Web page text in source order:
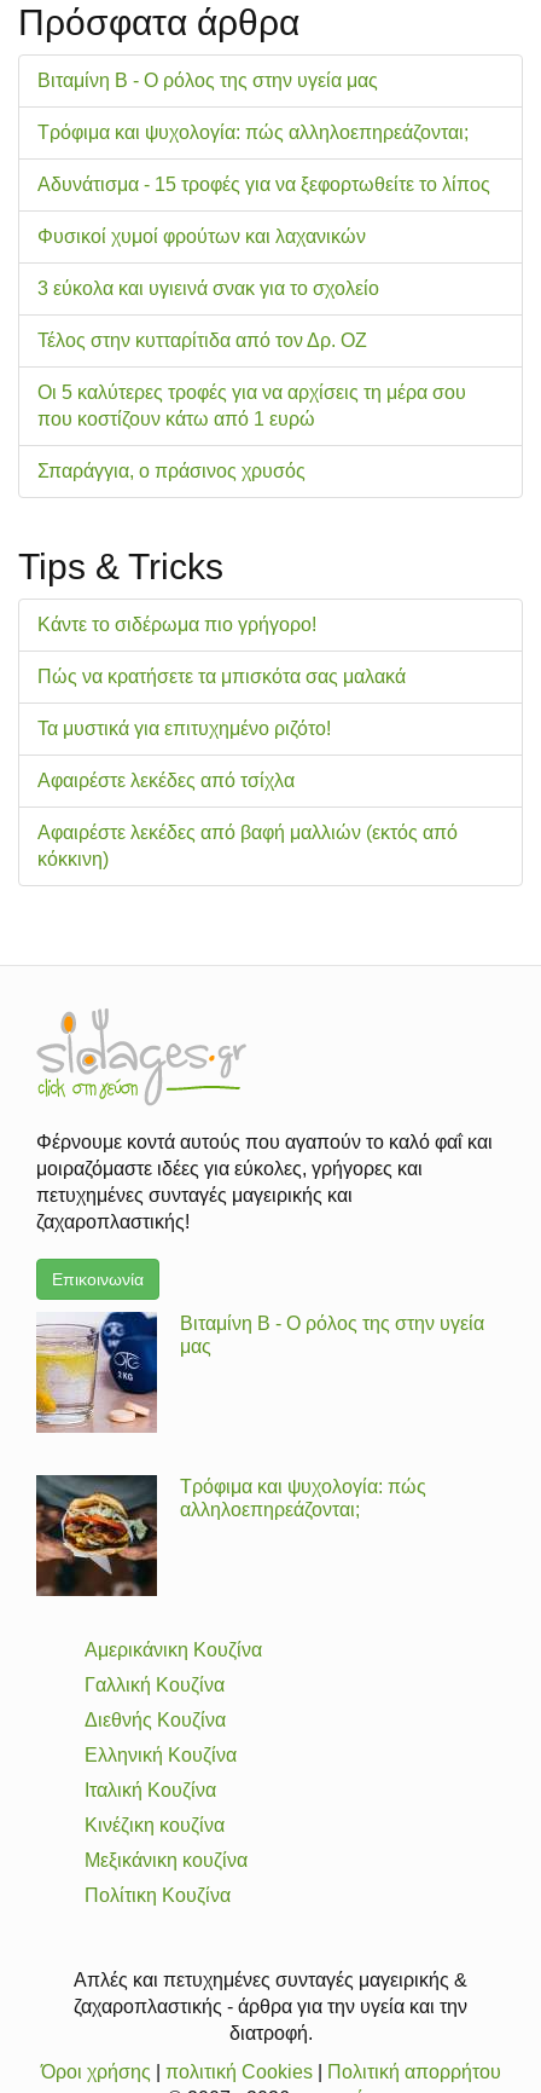
Πρόσφατα άρθρα
Βιταμίνη Β - Ο ρόλος της στην υγεία μας
Τρόφιμα και ψυχολογία: πώς αλληλοεπηρεάζονται;
Αδυνάτισμα - 15 τροφές για να ξεφορτωθείτε το λίπος
Φυσικοί χυμοί φρούτων και λαχανικών
3 εύκολα και υγιεινά σνακ για το σχολείo
Τέλος στην κυτταρίτιδα από τον Δρ. ΟΖ
Οι 5 καλύτερες τροφές για να αρχίσεις τη μέρα σου
που κοστίζουν κάτω από 1 ευρώ
Σπαράγγια, ο πράσινος χρυσός
Tips & Tricks
Κάντε το σιδέρωμα πιο γρήγορο!
Πώς να κρατήσετε τα μπισκότα σας μαλακά
Τα μυστικά για επιτυχημένο ριζότο!
Αφαιρέστε λεκέδες από τσίχλα
Αφαιρέστε λεκέδες από βαφή μαλλιών (εκτός από
κόκκινη)
Φέρνουμε κοντά αυτούς που αγαπούν το καλό φαΐ και
μοιραζόμαστε ιδέες για εύκολες, γρήγορες και
πετυχημένες συνταγές μαγειρικής και
ζαχαροπλαστικής!
Επικοινωνία
Βιταμίνη Β - Ο ρόλος της στην υγεία
μας
Τρόφιμα και ψυχολογία: πώς
αλληλοεπηρεάζονται;
Αμερικάνικη Κουζίνα
Γαλλική Κουζίνα
Διεθνής Κουζίνα
Ελληνική Κουζίνα
Ιταλική Κουζίνα
Κινέζικη κουζίνα
Μεξικάνικη κουζίνα
Πολίτικη Κουζίνα
Απλές και πετυχημένες συνταγές μαγειρικής &
ζαχαροπλαστικής - άρθρα για την υγεία και την
διατροφή.
Όροι χρήσης
πολιτική Cookies|
Πολιτική απορρήτου